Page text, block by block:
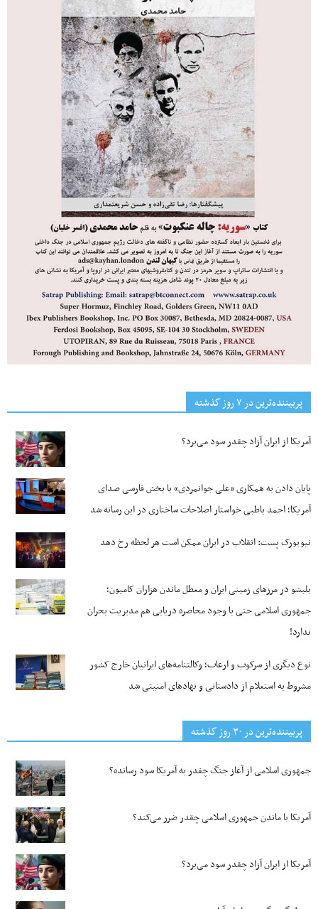
پربیننده‌ترین‌ در ۷ روز گذشته
آمریکا از ایران آزاد چقدر سود می‌برد؟
پایان دادن به همکاری «علی جوانمردی» با بخش فارسی صدای
آمریکا؛ احمد باطبی خواستار اصلاحات ساختاری در این رسانه شد
نیویورک پست: انقلاب در ایران ممکن است هر لحظه رخ دهد
بلبشو در مرزهای زمینی ایران و معطل ماندن هزاران کامیون؛
جمهوری اسلامی حتی با وجود محاصره دریایی هم مدیریت بحران
ندارد!
نوع دیگری از سرکوب و ارعاب؛ وکالتنامه‌های ایرانیان خارج کشور
مشروط به استعلام از دادستانی و نهادهای امنیتی شد
پربیننده‌ترین‌ در ۳۰ روز گذشته
جمهوری اسلامی از آغاز جنگ چقدر به آمریکا سود رسانده؟
آمریکا با ماندن جمهوری اسلامی چقدر ضرر می‌کند؟
آمریکا از ایران آزاد چقدر سود می‌برد؟